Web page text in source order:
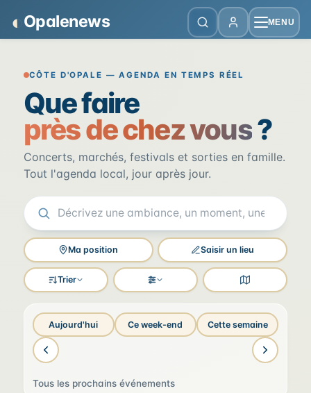
◐ Opalenews MENU
Opalenews — Événements de la
CÔTE D'OPALE — AGENDA EN TEMPS RÉEL
Que faire
près de chez vous?
Concerts, marchés, festivals et sorties en famille.
Tout l'agenda local, jour après jour.
Ma position Saisir un lieu
Trier Filtres Voir la carte
Aujourd'hui Ce week-end Cette semaine
Tous les prochains événements